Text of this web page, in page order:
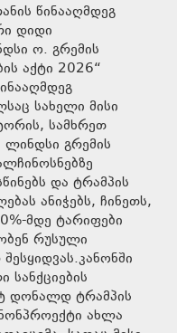
წინააღმდეგ
დიდი
ო. გრემის
აქტი 2026“
სახელი მისი
სამხრეთ
გრემის
და ტრამპის
ანიჭებს, ჩინეთს,
მდე ტარიფები
რუსული
სანქციების
დონალდ ტრამპის
ახლა